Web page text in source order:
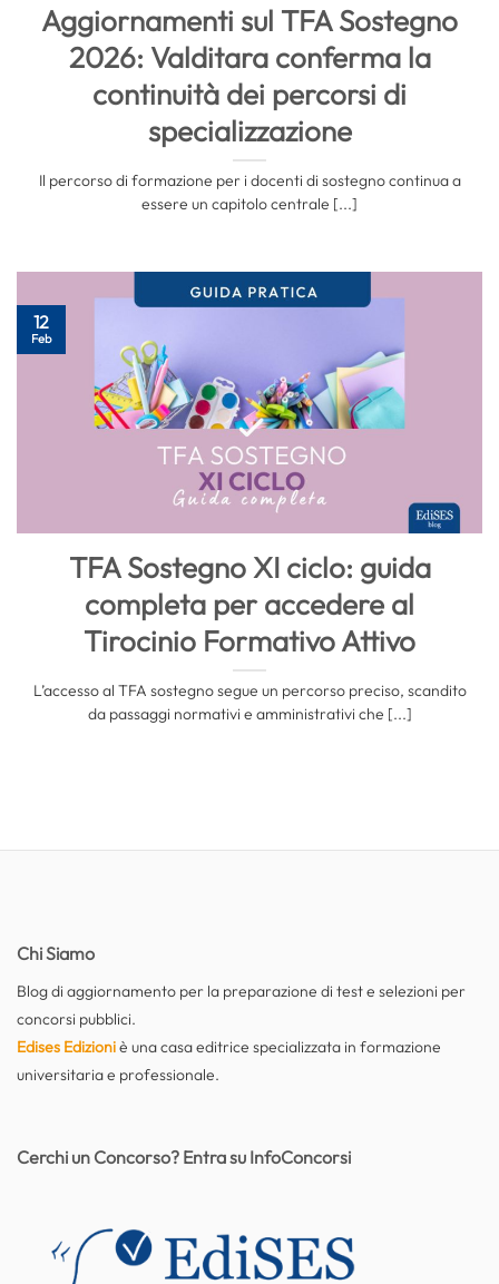
Aggiornamenti sul TFA Sostegno
2026: Valditara conferma la
continuità dei percorsi di
specializzazione
Il percorso di formazione per i docenti di sostegno continua a
essere un capitolo centrale [...]
TFA Sostegno XI ciclo: guida
completa per accedere al
Tirocinio Formativo Attivo
L’accesso al TFA sostegno segue un percorso preciso, scandito
da passaggi normativi e amministrativi che [...]
12
Feb
Chi Siamo
Blog di aggiornamento per la preparazione di test e selezioni per
concorsi pubblici.
Edises Edizioniè una casa editrice specializzata in formazione
universitaria e professionale.
Cerchi un Concorso? Entra su InfoConcorsi